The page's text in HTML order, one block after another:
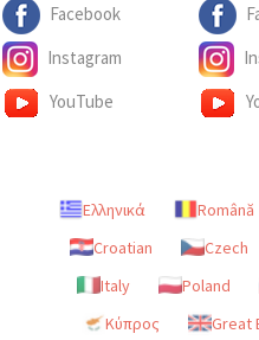
Facebook
Instagram
YouTube
Ελληνικά Română
Croatian
Czech
Italy
Poland
Κύπρος
Great